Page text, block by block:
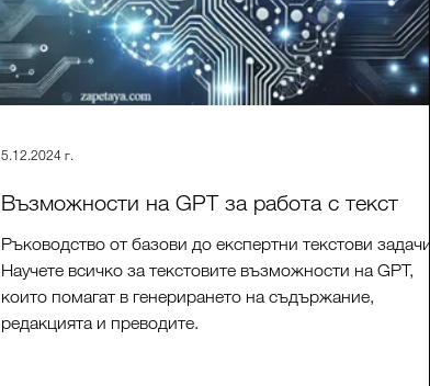
Възможности на GPT за работа с текст
Ръководство от базови до експертни текстови задачи.
Научете всичко за текстовите възможности на GPT,
които помагат в генерирането на съдържание,
редакцията и преводите.
5.12.2024 г.